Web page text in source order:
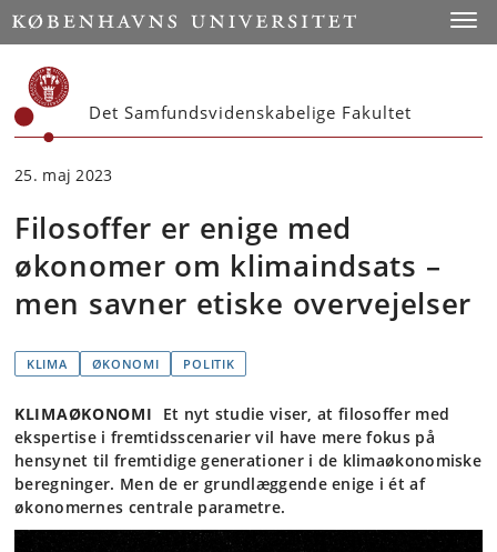
Start
Det Samfundsvidenskabelige Fakultet
25. maj 2023
Filosoffer er enige med
økonomer om klimaindsats –
men savner etiske overvejelser
KLIMA ØKONOMI POLITIK
KLIMAØKONOMI
Et nyt studie viser, at filosoffer med
ekspertise i fremtidsscenarier vil have mere fokus på
hensynet til fremtidige generationer i de klimaøkonomiske
beregninger. Men de er grundlæggende enige i ét af
økonomernes centrale parametre.